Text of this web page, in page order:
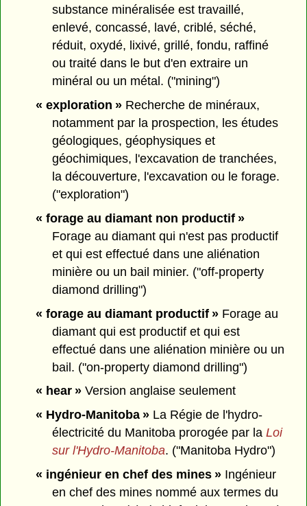
substance minéralisée est travaillé,
enlevé, concassé, lavé, criblé, séché,
réduit, oxydé, lixivé, grillé, fondu, raffiné
ou traité dans le but d'en extraire un
minéral ou un métal. ("mining")
« exploration »Recherche de minéraux,
notamment par la prospection, les études
géologiques, géophysiques et
géochimiques, l'excavation de tranchées,
la découverture, l'excavation ou le forage.
("exploration")
« forage au diamant non productif »
Forage au diamant qui n'est pas productif
et qui est effectué dans une aliénation
minière ou un bail minier. ("off-property
diamond drilling")
« forage au diamant productif »Forage au
diamant qui est productif et qui est
effectué dans une aliénation minière ou un
bail. ("on-property diamond drilling")
« hear »Version anglaise seulement
« Hydro-Manitoba »La Régie de l'hydro-
électricité du Manitoba prorogée par laLoi
sur l'Hydro-Manitoba. ("Manitoba Hydro")
« ingénieur en chef des mines »Ingénieur
en chef des mines nommé aux termes du